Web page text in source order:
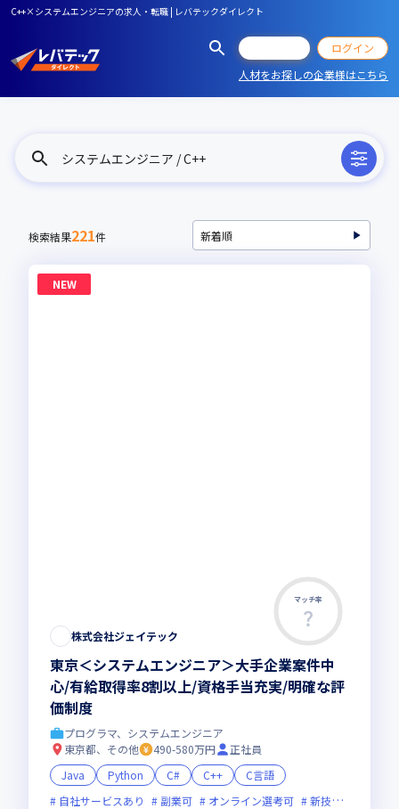
C++×システムエンジニアの求人・転職 | レバテックダイレクト
ログイン
人材をお探しの企業様はこちら
システムエンジニア / C++
検索結果221件
NEW
マッチ率
株式会社ジェイテック
東京＜システムエンジニア＞大手企業案件中
心/有給取得率8割以上/資格手当充実/明確な評
価制度
プログラマ、システムエンジニア
東京都、その他
490-580万円
正社員
Java
Python C# C++
C言語
自社サービスあり
副業可 オンライン選考可 新技術に積極的